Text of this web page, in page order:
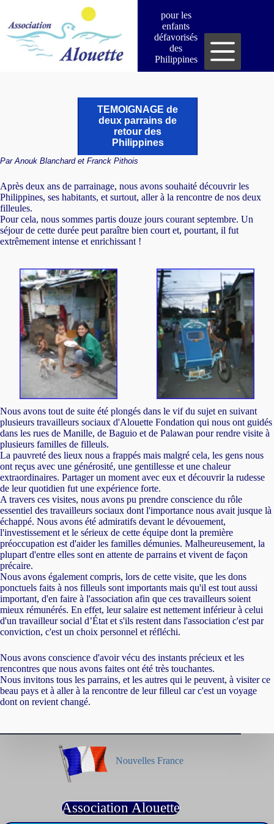
contenu
pour les
enfants
défavorisés
des
Philippines
TEMOIGNAGE de
deux parrains de
retour des
Philippines
Par Anouk Blanchard et Franck Pithois
Après deux ans de parrainage, nous avons souhaité découvrir les
Philippines, ses habitants, et surtout, aller à la rencontre de nos deux
filleules.
Pour cela, nous sommes partis douze jours courant septembre. Un
séjour de cette durée peut paraître bien court et, pourtant, il fut
extrêmement intense et enrichissant !
Nous avons tout de suite été plongés dans le vif du sujet en suivant
plusieurs travailleurs sociaux d'Alouette Fondation qui nous ont guidés
dans les rues de Manille, de Baguio et de Palawan pour rendre visite à
plusieurs familles de filleuls.
La pauvreté des lieux nous a frappés mais malgré cela, les gens nous
ont reçus avec une générosité, une gentillesse et une chaleur
extraordinaires. Partager un moment avec eux et découvrir la rudesse
de leur quotidien fut une expérience forte.
A travers ces visites, nous avons pu prendre conscience du rôle
essentiel des travailleurs sociaux dont l'importance nous avait jusque là
échappé. Nous avons été admiratifs devant le dévouement,
l'investissement et le sérieux de cette équipe dont la première
préoccupation est d'aider les familles démunies. Malheureusement, la
plupart d'entre elles sont en attente de parrains et vivent de façon
précaire.
Nous avons également compris, lors de cette visite, que les dons
ponctuels faits à nos filleuls sont importants mais qu'il est tout aussi
important, d'en faire à l'association afin que ces travailleurs soient
mieux rémunérés. En effet, leur salaire est nettement inférieur à celui
d'un travailleur social d’État et s'ils restent dans l'association c'est par
conviction, c'est un choix personnel et réfléchi.
Nous avons conscience d'avoir vécu des instants précieux et les
rencontres que nous avons faites ont été très touchantes.
Nous invitons tous les parrains, et les autres qui le peuvent, à visiter ce
beau pays et à aller à la rencontre de leur filleul car c'est un voyage
dont on revient changé.
Nouvelles France
Association Alouette